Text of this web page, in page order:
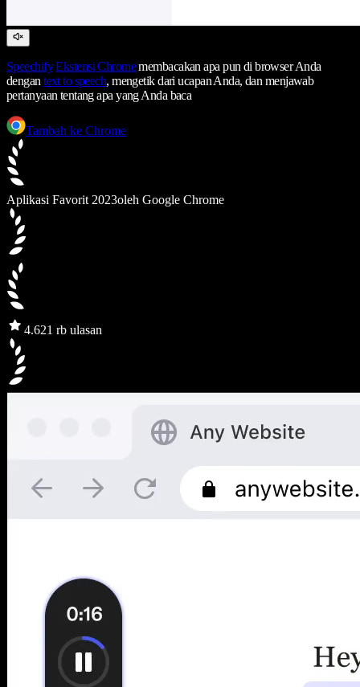
Speechify Ekstensi Chromemembacakan apa pun di browser Anda
dengantext to speech, mengetik dari ucapan Anda, dan menjawab
pertanyaan tentang apa yang Anda baca
Tambah ke Chrome
Aplikasi Favorit 2023oleh Google Chrome
4.621 rb ulasan